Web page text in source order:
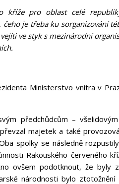
kříže pro oblast celé
je třeba ku sorganizování
ve styk s mezinárodní
Ministerstvo vnitra v
předchůdcům –
majetek a také
spolky se následně
Rakouského červeného
ovšem podotknout, že byly
národnosti bylo ztotožnění